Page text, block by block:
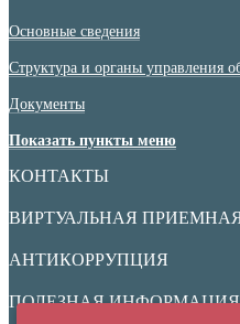
Основные сведения
Структура и органы управления
Документы
Показать пункты меню
КОНТАКТЫ
ВИРТУАЛЬНАЯ
АНТИКОРРУПЦИЯ
ПОЛЕЗНАЯ ИНФОРМАЦИЯ